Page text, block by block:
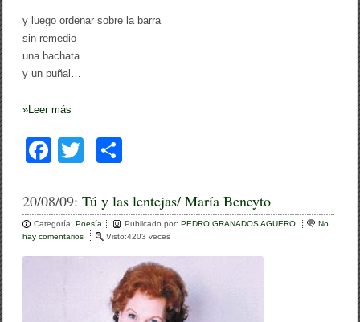
y luego ordenar sobre la barra
sin remedio
una bachata
y un puñal…
»Leer más
F
c
e
b
tt
er
m
p
ar
tir
20/08/09:Tú y las lentejas/ María Beneyto
Categoría:Poesía Publicado por:PEDRO GRANADOS AGUERO
No
hay comentarios
Visto:4203 veces